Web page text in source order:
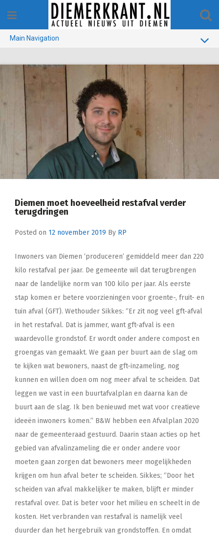
content
Main Navigation
GEMEENTE
1970-1990
VERKIEZINGEN
COLOFON
Diemen moet hoeveelheid restafval verder
terugdringen
Posted on 12 november 2019 By RP
Inwoners van Diemen ‘produceren’ gemiddeld meer dan 220
kilo restafval per jaar. De gemeente wil dat terugbrengen
naar de landelijke norm van 100 kilo per jaar. Als eerste
stap komen er betere voorzieningen voor groente-, fruit- en
tuin afval (GFT). Wethouder Sikkes: ‘’Er zit nog veel gft-afval
in het restafval. Dat is jammer, want gft-afval is een
waardevolle grondstof. Er wordt onder andere compost en
groengas van gemaakt. We gaan per buurt aan de slag om
te kijken wat bewoners, naast de gft-inzameling, nog
kunnen en willen doen om nog meer afval te scheiden. Dat
leggen we vast in een buurtafvalplan en daarna kan de
buurt aan de slag. Ik ben benieuwd met wat voor creatieve
ideeën inwoners komen.’’ B&W hebben een Afvalplan 2020
naar de gemeenteraad gestuurd. Daarin staan acties op het
gebied van afvalinzameling die er onder andere voor
moeten gaan zorgen dat bewoners meer mogelijkheden
krijgen om hun afval beter te scheiden. Sikkes; ‘’Door het
scheiden van afval makkelijker te maken, blijft er minder
restafval over. Dat is beter voor het milieu en scheelt in de
kosten. Het verbranden van restafval is namelijk veel
duurder dan het hergebruik van grondstoffen. En omdat